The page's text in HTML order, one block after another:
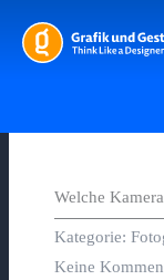
Inhalt
springen
Welche
Kategorie:
Keine